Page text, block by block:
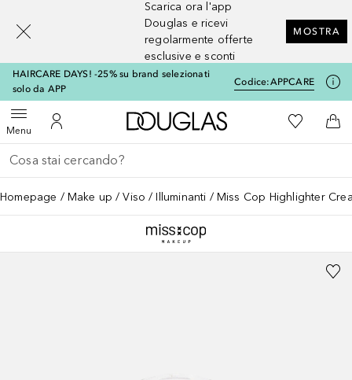
Scarica ora l'app
Douglas e ricevi
regolarmente offerte
esclusive e sconti
MOSTRA
HAIRCARE DAYS! -25% su brand selezionati
solo da APP
Codice:APPCARE
MenuApri menuAl Mio Account
A Douglas HomeAlla Mia
Al
Torna indietro
Esegui ricerca
Homepage Make up Viso Illuminanti Miss Cop Highlighter
[navigation.slideout.screenreader]